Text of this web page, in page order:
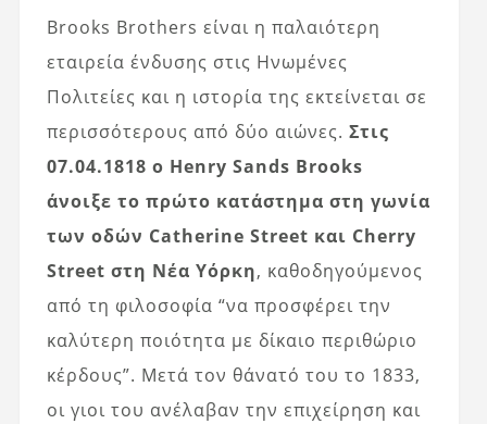
Brooks Brothers είναι η παλαιότερη
εταιρεία ένδυσης στις Ηνωμένες
Πολιτείες και η ιστορία της εκτείνεται σε
περισσότερους από δύο αιώνες. Στις
07.04.1818 ο Henry Sands Brooks
άνοιξε το πρώτο κατάστημα στη γωνία
των οδών Catherine Street και Cherry
Street στη Νέα Υόρκη, καθοδηγούμενος
από τη φιλοσοφία “να προσφέρει την
καλύτερη ποιότητα με δίκαιο περιθώριο
κέρδους”. Μετά τον θάνατό του το 1833,
οι γιοι του ανέλαβαν την επιχείρηση και